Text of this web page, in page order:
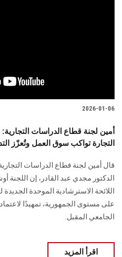
2026-01-06
أمين لجنة قطاع الدراسات التجارية:
التجارة تواكب سوق العمل وتُعزّز
قال أمين لجنة قطاع الدراسات
الدكتور مجدي عبد القادر، إن اللجنة
اللائحة الاسترشادية الموحدة الجديدة
على مستوى الجمهورية، تمهيدًا
الجامعي المقبل.
اقرأ المزيد